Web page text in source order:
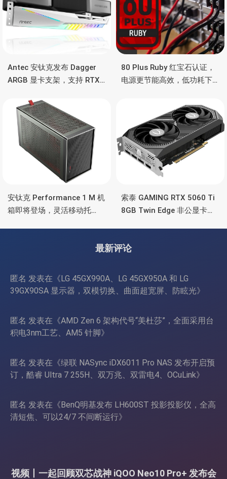
Antec 安钛克发布 Dagger
ARGB 显卡支架，支持 RTX
彩灯效
80 Plus Ruby 红宝石认证，
电源更节能高效，低功耗下
安钛克 Performance 1 M 机
箱即将登场，灵活移动托
索泰 GAMING RTX 5060 Ti
8GB Twin Edge 非公显卡，
最新评论
匿名 发表在《LG 45GX990A、LG 45GX950A 和 LG
39GX90SA 显示器，双模切换、曲面超宽屏、防眩光》
匿名 发表在《AMD Zen 6 架构代号“美杜莎”，全面采用台
积电3nm工艺、AM5 针脚》
匿名 发表在《绿联 NASync iDX6011 Pro NAS 发布开启预
订，酷睿 Ultra 7 255H、双万兆、双雷电4、OCuLink》
匿名 发表在《BenQ明基发布 LH600ST 投影投影仪，全高
清短焦、可以24/7 不间断运行》
视频丨一起回顾双芯战神 iQOO Neo10 Pro+ 发布会